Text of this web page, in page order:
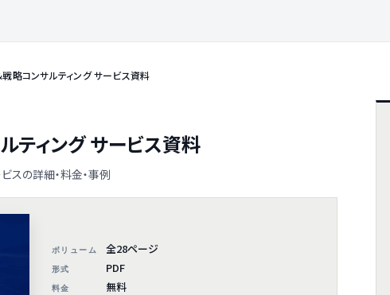
略コンサルティング サービス資料
ティング サービス資料
スの詳細・料金・事例
ボリューム 全28ページ
形式 PDF
料金 無料